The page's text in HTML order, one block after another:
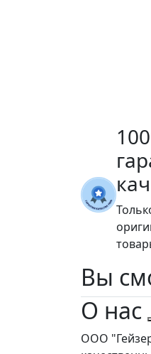
Вы
О нас
ООО